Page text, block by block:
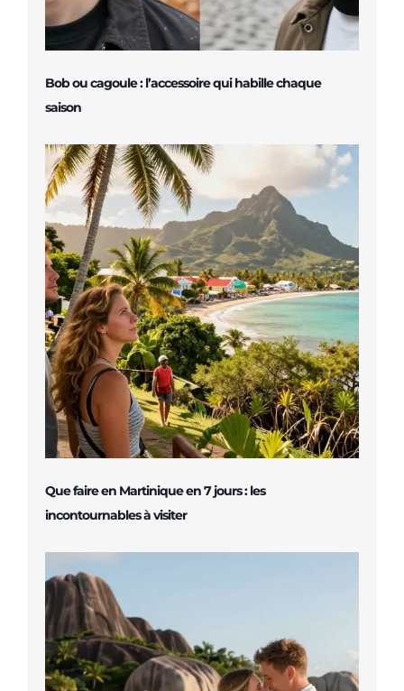
Bob ou cagoule : l’accessoire qui habille chaque
saison
Que faire en Martinique en 7 jours : les
incontournables à visiter